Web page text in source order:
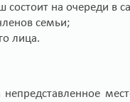
на очереди в
семьи;
лица.